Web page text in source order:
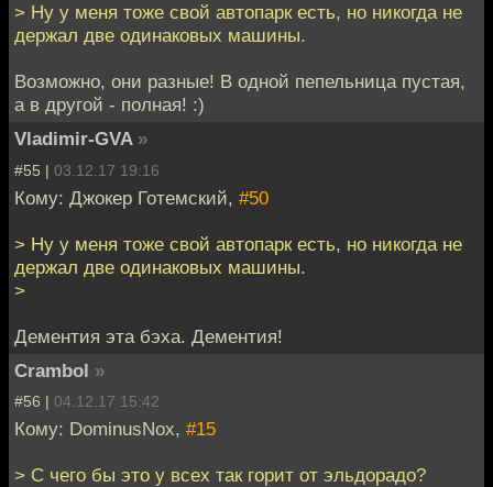
> Ну у меня тоже свой автопарк есть, но никогда не
держал две одинаковых машины.
Возможно, они разные! В одной пепельница пустая,
а в другой - полная! :)
Vladimir-GVA »
#55 | 03.12.17 19:16
Кому: Джокер Готемский, #50
> Ну у меня тоже свой автопарк есть, но никогда не
держал две одинаковых машины.
>
Дементия эта бэха. Дементия!
Crambol »
#56 | 04.12.17 15:42
Кому: DominusNox, #15
> С чего бы это у всех так горит от эльдорадо?